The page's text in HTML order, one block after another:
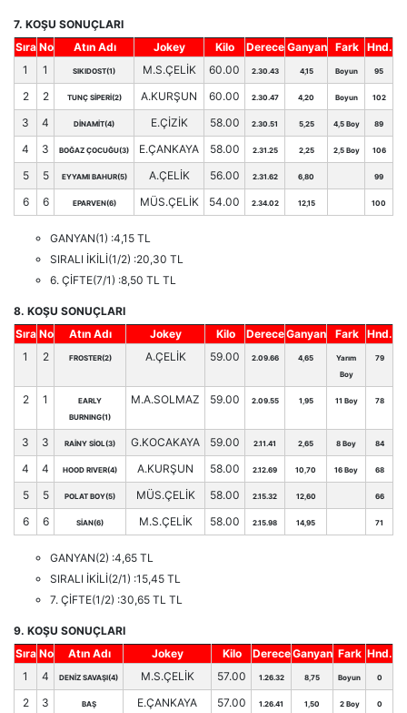
7. KOŞU SONUÇLARI
Sıra No Atın Adı Jokey Kilo Derece Ganyan Fark
Hnd.
1
1 SIKIDOST(1) M.S.ÇELİK 60.00 2.30.43 4,15 Boyun 95
2 2 TUNÇ SİPERİ(2) A.KURŞUN 60.00 2.30.47 4,20 Boyun 102
3 4 DİNAMİT(4) E.ÇİZİK 58.00 2.30.51 5,25 4,5 Boy 89
4 3 BOĞAZ ÇOCUĞU(3) E.ÇANKAYA 58.00 2.31.25 2,25 2,5 Boy 106
5 5 EYYAMI BAHUR(5) A.ÇELİK 56.00 2.31.62 6,80 99
6 6 EPARVEN(6) MÜS.ÇELİK 54.00 2.34.02 12,15 100
GANYAN(1) :4,15 TL
SIRALI İKİLİ(1/2) :20,30 TL
6. ÇİFTE(7/1) :8,50 TL TL
8. KOŞU SONUÇLARI
Sıra No Atın Adı Jokey Kilo DereceGanyan Fark
Hnd.
1
2 FROSTER(2) A.ÇELİK 59.00 2.09.66 4,65
Yarım
Boy
79
2 1
EARLY
BURNING(1)
M.A.SOLMAZ 59.00 2.09.55 1,95 11 Boy 78
3 3 RAİNY SİOL(3) G.KOCAKAYA 59.00 2.11.41 2,65 8 Boy 84
4 4 HOOD RIVER(4) A.KURŞUN 58.00 2.12.69 10,70 16 Boy 68
5 5 POLAT BOY(5) MÜS.ÇELİK 58.00 2.15.32 12,60 66
6 6 SİAN(6) M.S.ÇELİK 58.00 2.15.98 14,95 71
GANYAN(2) :4,65 TL
SIRALI İKİLİ(2/1) :15,45 TL
7. ÇİFTE(1/2) :30,65 TL TL
9. KOŞU SONUÇLARI
Sıra No Atın Adı Jokey Kilo DereceGanyan Fark Hnd.
1
4 DENİZ SAVAŞI(4) M.S.ÇELİK 57.00 1.26.32 8,75 Boyun 0
2 3
BAŞ
E.ÇANKAYA 57.00 1.26.41 1,50 2 Boy 0